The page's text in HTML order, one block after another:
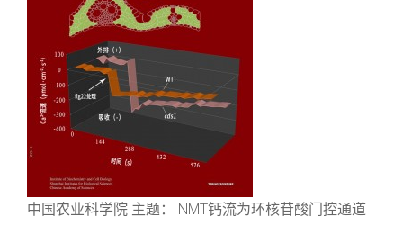
中国农业科学院 主题： NMT钙流为环核苷酸门控通道